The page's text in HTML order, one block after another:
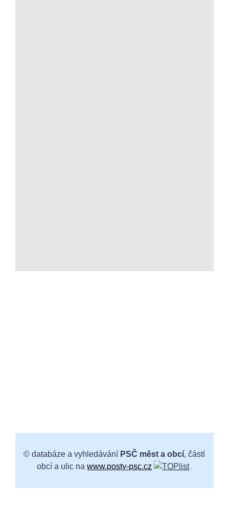
© databáze a vyhledávání PSČ měst a obcí, částí
obcí a ulic nawww.posty-psc.cz